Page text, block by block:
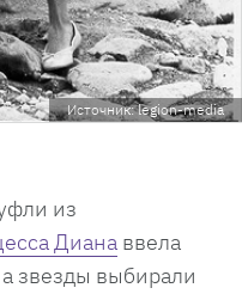
Источник: legion-media
из
Диана ввела
звезды выбирали